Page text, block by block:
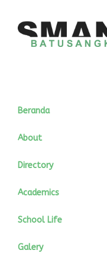
Beranda
About
Elemen Pimpinan
Komite Sekolah
Kepala Sekolah
Wakil Kurikulum
Informasi Umum
Sejarah
Visi dan Misi
Struktur Organisasi
Kondisi Siswa
Directory
GTK
All Siswa
Download
Academics
Kalender Akademik
Departement
School Life
Fasilitas
Galery